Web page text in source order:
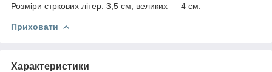
Розміри стркових літер: 3,5 см, великих — 4 см.
Приховати
Характеристики